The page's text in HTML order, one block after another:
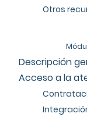
Otros
Descripción
Acceso a la